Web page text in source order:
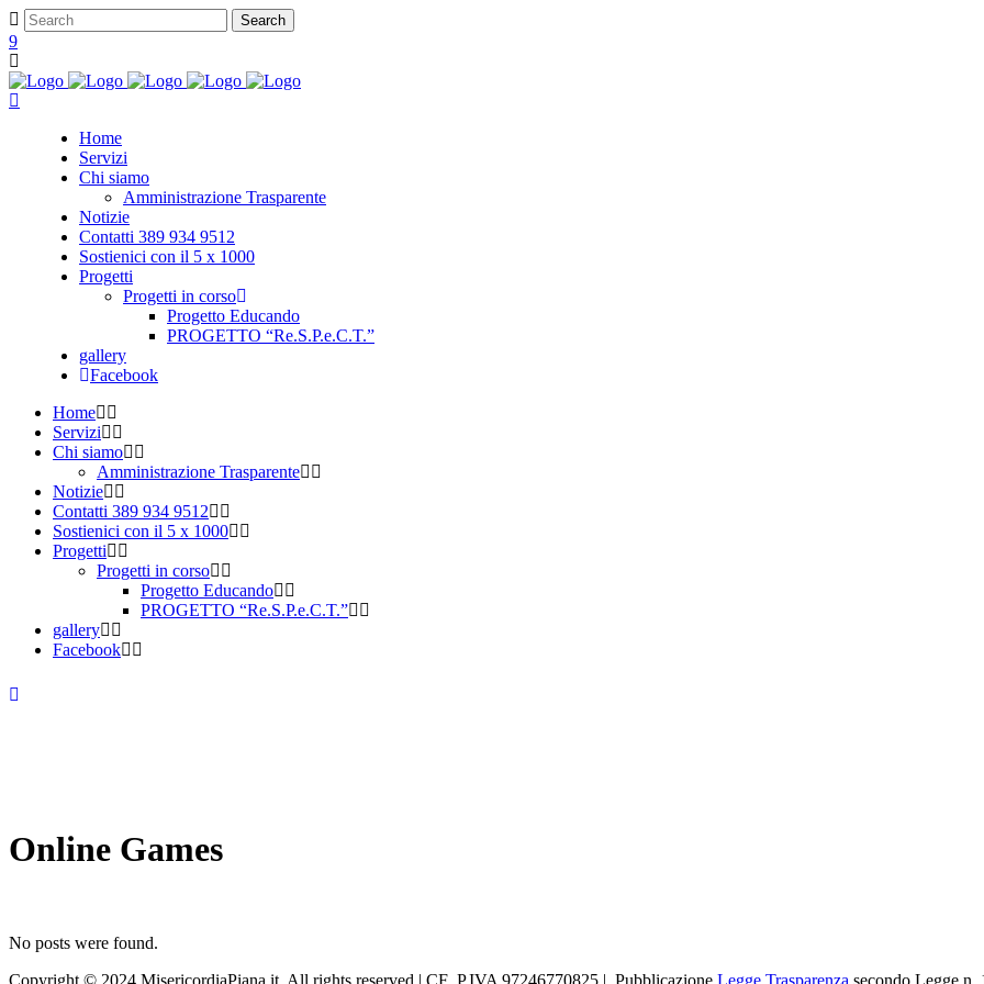
Home
Servizi
Chi siamo
Amministrazione Trasparente
Notizie
Contatti 389 934 9512
Sostienici con il 5 x 1000
Progetti
Progetti in corso
Progetto Educando
PROGETTO “Re.S.P.e.C.T.”
gallery
Facebook
Home
Servizi
Chi siamo
Amministrazione Trasparente
Notizie
Contatti 389 934 9512
Sostienici con il 5 x 1000
Progetti
Progetti in corso
Progetto Educando
PROGETTO “Re.S.P.e.C.T.”
gallery
Facebook
Online Games
No posts were found.
Copyright © 2024 MisericordiaPiana.it. All rights reserved | CF P.IVA 97246770825 | Pubblicazione Legge Trasparenza secondo Legge n.